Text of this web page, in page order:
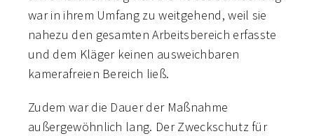
war in ihrem Umfang zu weitgehend, weil sie
nahezu den gesamten Arbeitsbereich erfasste
und dem Kläger keinen ausweichbaren
kamerafreien Bereich ließ.
Zudem war die Dauer der Maßnahme
außergewöhnlich lang. Der Zweckschutz für